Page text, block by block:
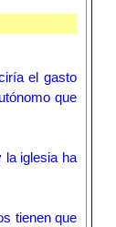
el gasto
que
la iglesia ha
tienen que